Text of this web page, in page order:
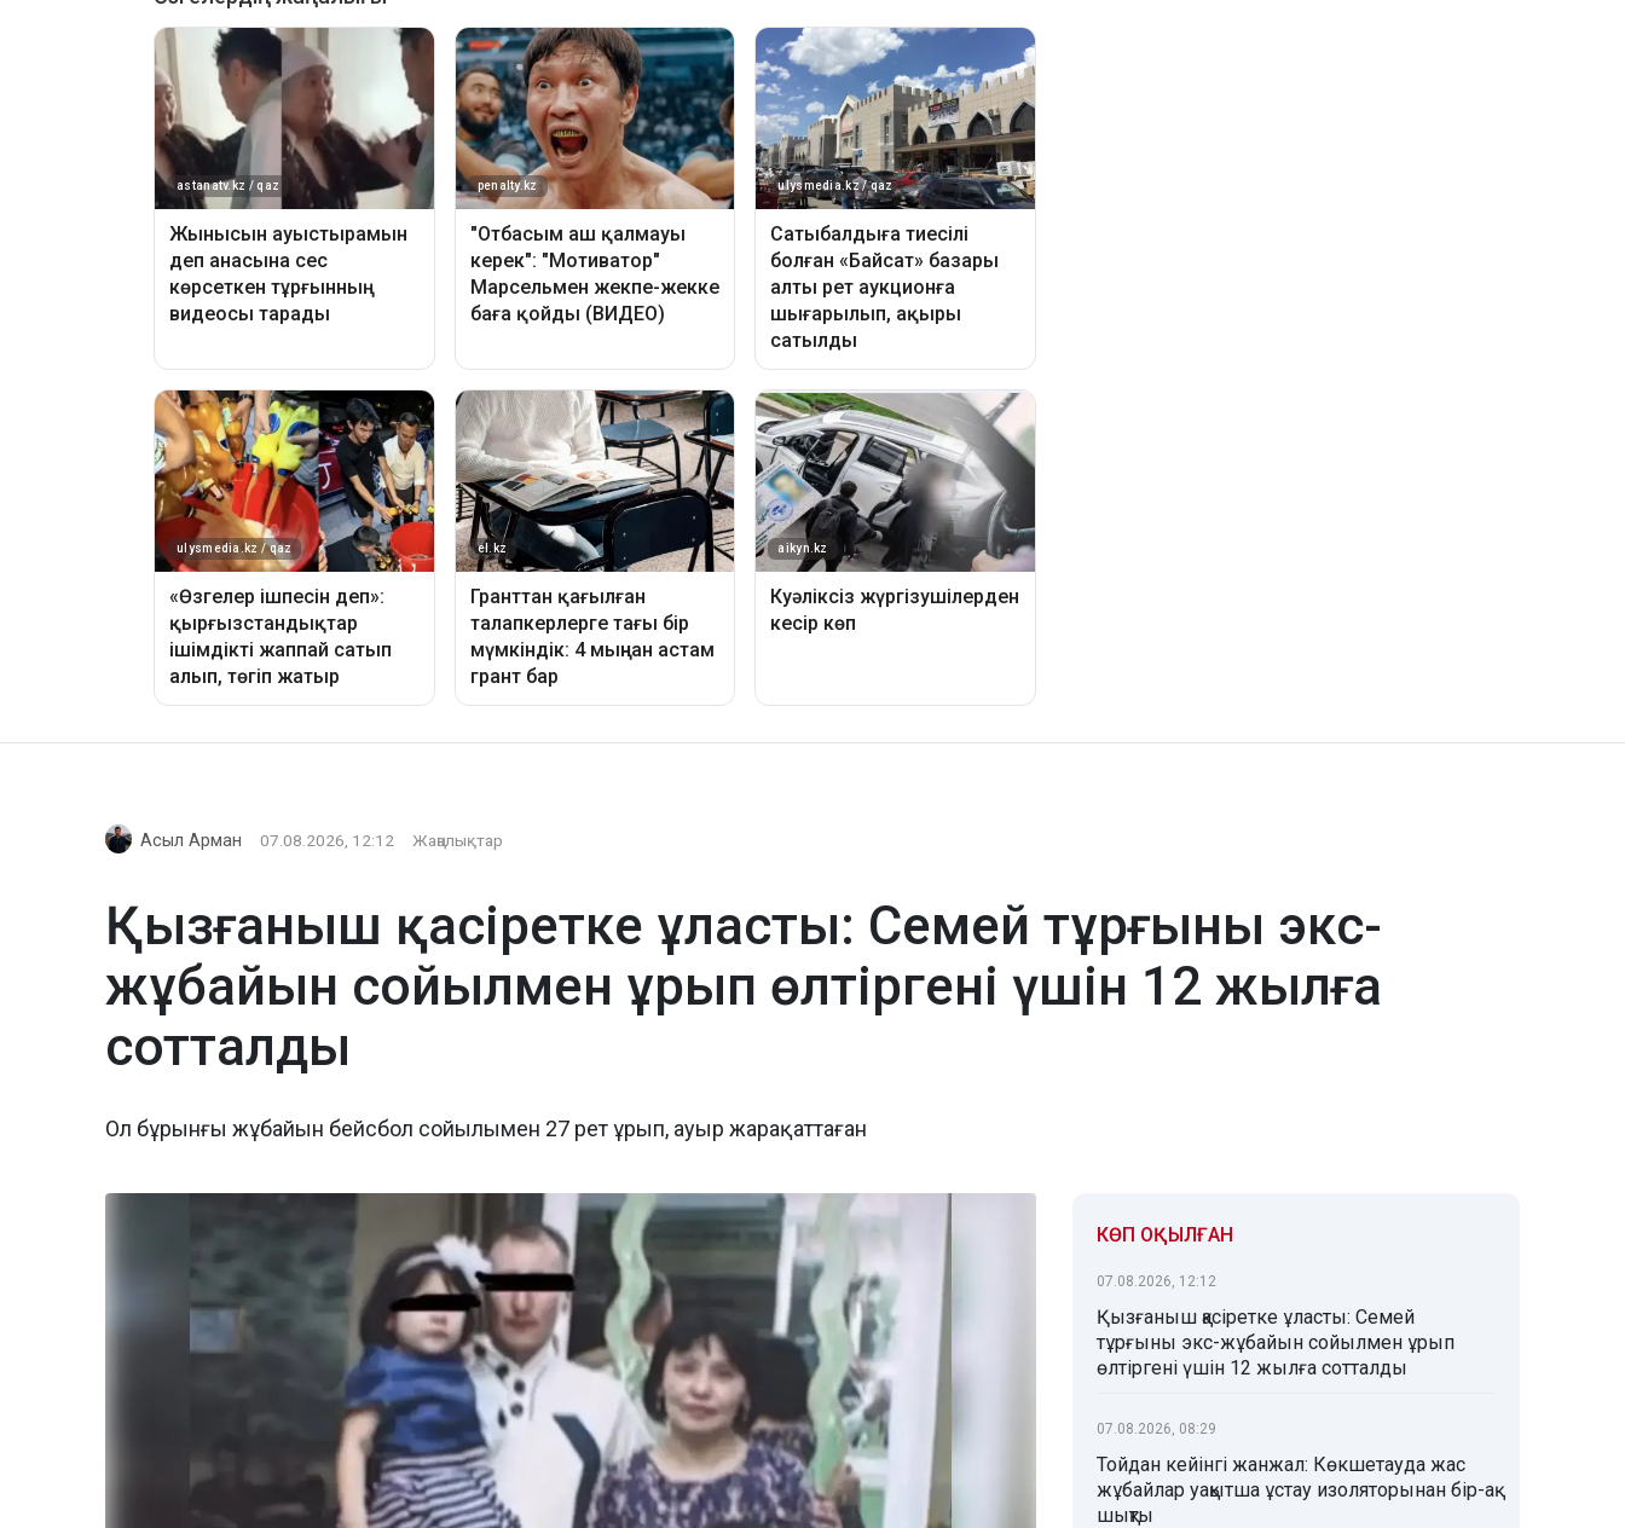
Асыл Арман 07.08.2026, 12:12 Жаңалықтар
Қызғаныш қасіретке ұласты: Семей тұрғыны экс-
жұбайын сойылмен ұрып өлтіргені үшін 12 жылға
сотталды
Ол бұрынғы жұбайын бейсбол сойылымен 27 рет ұрып, ауыр жарақаттаған
КӨП ОҚЫЛҒАН
07.08.2026, 12:12
Қызғаныш қасіретке ұласты: Семей
тұрғыны экс-жұбайын сойылмен ұрып
өлтіргені үшін 12 жылға сотталды
07.08.2026, 08:29
Тойдан кейінгі жанжал: Көкшетауда жас
жұбайлар уақытша ұстау изоляторынан бір-ақ
шықты